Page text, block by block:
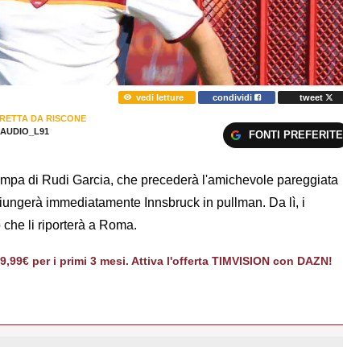
vedi letture condividi tweet
DA RISCONE
FONTI PREFERITE
di Rudi Garcia, che precederà l'amichevole pareggiata
immediatamente Innsbruck in pullman. Da lì, i
li riporterà a Roma.
per i primi 3 mesi. Attiva l'offerta TIMVISION con DAZN!